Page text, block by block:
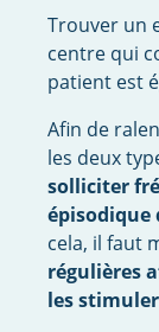
Trouver un
centre qui
patient est
Afin de
les deux
solliciter
épisodique
cela, il faut
régulières
les stimuler